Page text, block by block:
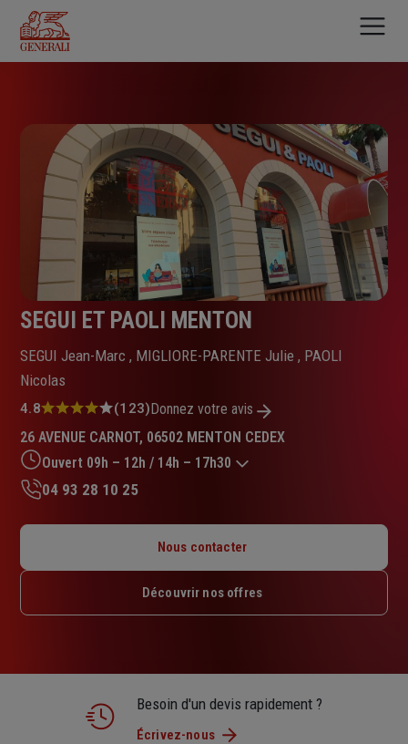
contenu
principal
SEGUI ET PAOLI MENTON
SEGUI Jean-Marc , MIGLIORE-PARENTE Julie , PAOLI
Nicolas
Note
4.8
sur
5
étoiles
4.8 (123)Donnez votre avis
26 AVENUE CARNOT, 06502 MENTON CEDEX
Ouvert 09h – 12h / 14h – 17h30
Mardi : 09h – 12h / 14h – 18h
Jeudi : 09h – 12h / 14h – 18h
04 93 28 10 25
Nous contacter
Découvrir nos offres
Besoin d'un devis rapidement ?
Écrivez-nous